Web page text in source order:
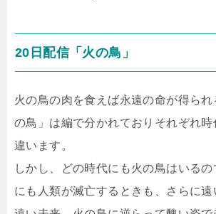
20日配信「火の鳥」
火の鳥の肉を食えば永遠の命が得られ
の鳥」は編で分かれておりそれぞれ
違います。
しかし、どの時代にも火の鳥はいる
にも人類が滅亡するときも、さらに遠